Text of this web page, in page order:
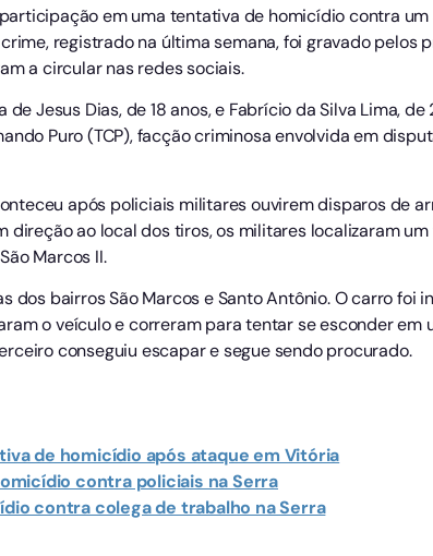
em uma tentativa de homicídio contra um
registrado na última semana, foi gravado pelos
a circular nas redes sociais.
Jesus Dias, de 18 anos, e Fabrício da Silva Lima, de
Puro (TCP), facção criminosa envolvida em
após policiais militares ouvirem disparos de
ao local dos tiros, os militares localizaram um
Marcos II.
dos bairros São Marcos e Santo Antônio. O carro foi
o veículo e correram para tentar se esconder em
conseguiu escapar e segue sendo procurado.
de homicídio após ataque em Vitória
contra policiais na Serra
contra colega de trabalho na Serra